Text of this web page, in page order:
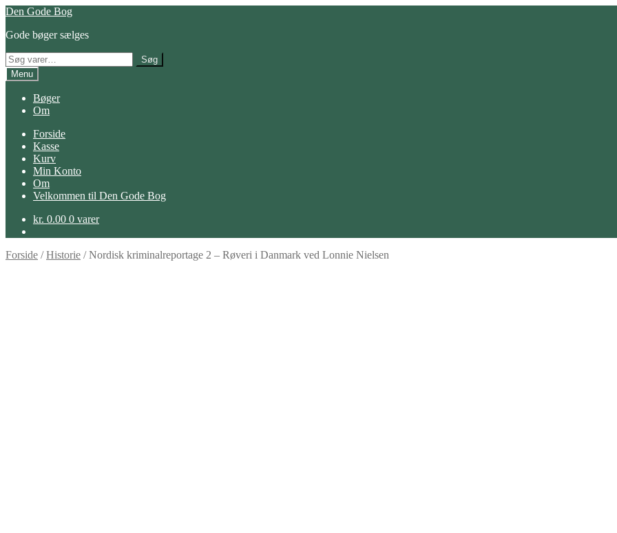
Spring
navigation
Spring
indhold
Den Gode Bog
Gode bøger sælges
Søg
efter:
Søg
Menu
Bøger
Om
Forside
Kasse
Kurv
Min Konto
Om
Velkommen til Den Gode Bog
kr. 0.00 0 varer
Forside /Historie /Nordisk kriminalreportage 2 – Røveri i Danmark ved Lonnie Nielsen